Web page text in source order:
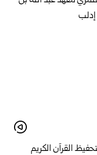
القرآن الكريم